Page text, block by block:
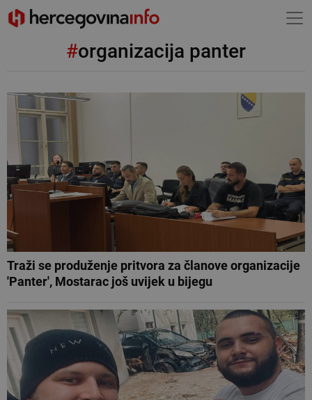
#organizacija panter
Traži se produženje pritvora za članove organizacije
'Panter', Mostarac još uvijek u bijegu